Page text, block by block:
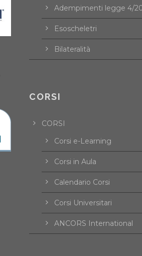
Adempimenti legge 4/
Esoscheletri
Bilateralità
CORSI
CORSI
Corsi e-Learning
Corsi in Aula
Calendario Corsi
Corsi Universitari
ANCORS International